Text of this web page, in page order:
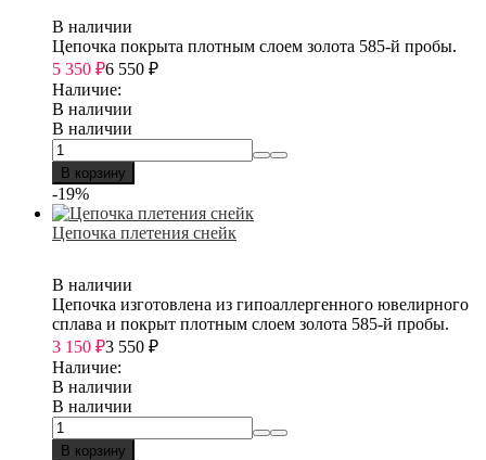
В наличии
Цепочка покрыта плотным слоем золота 585-й пробы.
5 350 ₽6 550 ₽
Наличие:
В наличии
В наличии
В корзину
-19%
Цепочка плетения снейк
В наличии
Цепочка изготовлена из гипоаллергенного ювелирного
сплава и покрыт плотным слоем золота 585-й пробы.
3 150 ₽3 550 ₽
Наличие:
В наличии
В наличии
В корзину